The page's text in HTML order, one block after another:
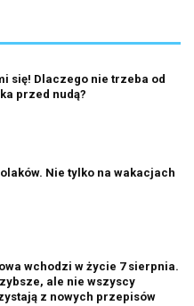
się! Dlaczego nie trzeba od
przed nudą?
Nie tylko na wakacjach
wchodzi w życie 7 sierpnia.
ale nie wszyscy
z nowych przepisów